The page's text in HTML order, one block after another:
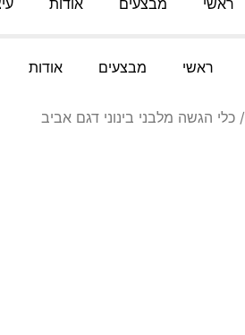
ראשי מבצעים אודות
ראשי מבצעים אודות
/ כלי הגשה מלבני בינוני דגם אביב